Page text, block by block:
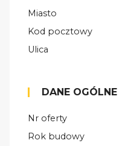
Miasto
Kod pocztowy
Ulica
DANE OGÓLNE
Nr oferty
Rok budowy